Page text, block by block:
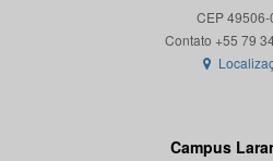
CEP 49506-
Campus